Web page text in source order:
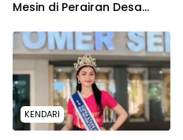
Mesin di Perairan Desa
Dikerahkan
KENDARI